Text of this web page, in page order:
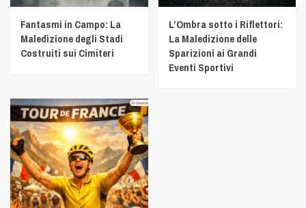
Fantasmi in Campo: La
Maledizione degli Stadi
Costruiti sui Cimiteri
L’Ombra sotto i Riflettori:
La Maledizione delle
Sparizioni ai Grandi
Eventi Sportivi